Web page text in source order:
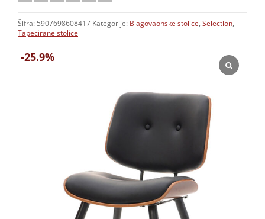
-25.9%
Šifra: 5907698608417 Kategorije: Blagovaonske stolice, Selection,
Tapecirane stolice